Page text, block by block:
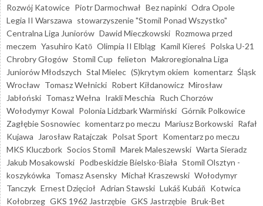
Rozwój Katowice Piotr Darmochwał Bez napinki Odra Opole
Legia II Warszawa stowarzyszenie "Stomil Ponad Wszystko"
Centralna Liga Juniorów Dawid Mieczkowski Rozmowa przed
meczem Yasuhiro Katō Olimpia II Elbląg Kamil Kiereś Polska U-21
Chrobry Głogów Stomil Cup felieton Makroregionalna Liga
Juniorów Młodszych Stal Mielec (S)krytym okiem komentarz Śląsk
Wrocław Tomasz Wełnicki Robert Kiłdanowicz Mirosław
Jabłoński Tomasz Wełna Irakli Meschia Ruch Chorzów
Wołodymyr Kowal Polonia Lidzbark Warmiński Górnik Polkowice
Zagłębie Sosnowiec komentarz po meczu Mariusz Borkowski Rafał
Kujawa
Jarosław Ratajczak Polsat Sport Komentarz po meczu
MKS Kluczbork Socios Stomil Marek Maleszewski Warta Sieradz
Jakub Mosakowski Podbeskidzie Bielsko-Biała Stomil Olsztyn -
koszykówka Tomasz Asensky Michał Kraszewski Wołodymyr
Tanczyk Ernest Dzięcioł Adrian Stawski Lukáš Kubáň Kotwica
Kołobrzeg GKS 1962 Jastrzębie GKS Jastrzębie Bruk-Bet